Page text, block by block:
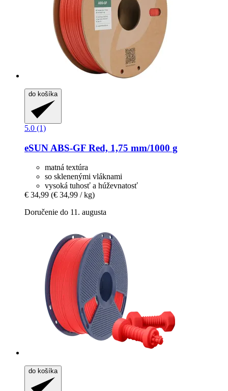
do košíka
5.0 (1)
eSUN ABS-​GF Red, 1,75 mm/1000 g
matná textúra
so sklenenými vláknami
vysoká tuhosť a húževnatosť
€ 34,99 (€ 34,99 / kg)
Doručenie do 11. augusta
do košíka